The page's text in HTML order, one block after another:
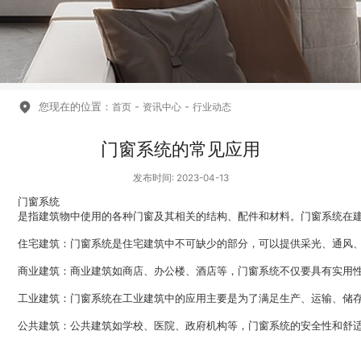
您现在的位置：首页 - 资讯中心 -行业动态
门窗系统的常见应用
发布时间: 2023-04-13
门窗系统
是指建筑物中使用的各种门窗及其相关的结构、配件和材料。门窗系统
住宅建筑：门窗系统是住宅建筑中不可缺少的部分，可以提供采光、通
商业建筑：商业建筑如商店、办公楼、酒店等， 门窗系统不仅要具有实用
工业建筑：门窗系统在工业建筑中的应用主要是为了满足生产、运输、
公共建筑：公共建筑如学校、医院、政府机构等，门窗系统的安全性和